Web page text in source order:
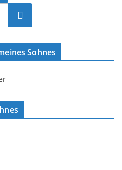
Suchen
Sohnes